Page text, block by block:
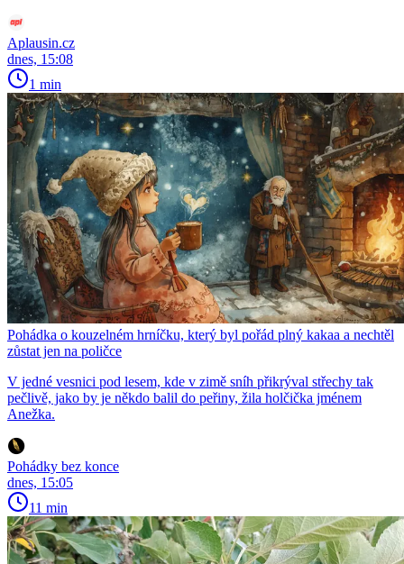
Aplausin.cz
dnes, 15:08
1 min
Pohádka o kouzelném hrníčku, který byl pořád plný kakaa a nechtěl
zůstat jen na poličce
V jedné vesnici pod lesem, kde v zimě sníh přikrýval střechy tak
pečlivě, jako by je někdo balil do peřiny, žila holčička jménem
Anežka.
Pohádky bez konce
dnes, 15:05
11 min